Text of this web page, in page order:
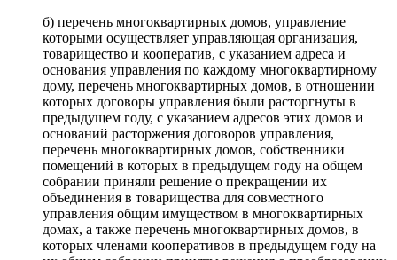
б) перечень многоквартирных домов, управление
которыми осуществляет управляющая организация,
товарищество и кооператив, с указанием адреса и
основания управления по каждому многоквартирному
дому, перечень многоквартирных домов, в отношении
которых договоры управления были расторгнуты в
предыдущем году, с указанием адресов этих домов и
оснований расторжения договоров управления,
перечень многоквартирных домов, собственники
помещений в которых в предыдущем году на общем
собрании приняли решение о прекращении их
объединения в товарищества для совместного
управления общим имуществом в многоквартирных
домах, а также перечень многоквартирных домов, в
которых членами кооперативов в предыдущем году на